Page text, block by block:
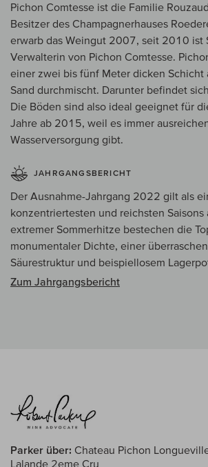
Pichon Comtesse ist die Familie
Besitzer des Champagnerhauses
erwarb das Weingut 2007, seit 2010 ist
Verwalterin von Pichon Comtesse.
einer zwei bis fünf Meter dicken Schicht
Sand durchmischt. Darunter befindet
Die Böden sind also ideal geeignet für
Jahre ab 2015, weil es immer
Wasserversorgung gibt.
JAHRGANGSBERICHT
Der Ausnahme-Jahrgang 2022 gilt als
konzentriertesten und reichsten
extremer Sommerhitze bestechen die
monumentaler Dichte, einer
Säurestruktur und beispiellosem
Zum Jahrgangsbericht
Parker über: Chateau Pichon
Lalande 2eme Cru